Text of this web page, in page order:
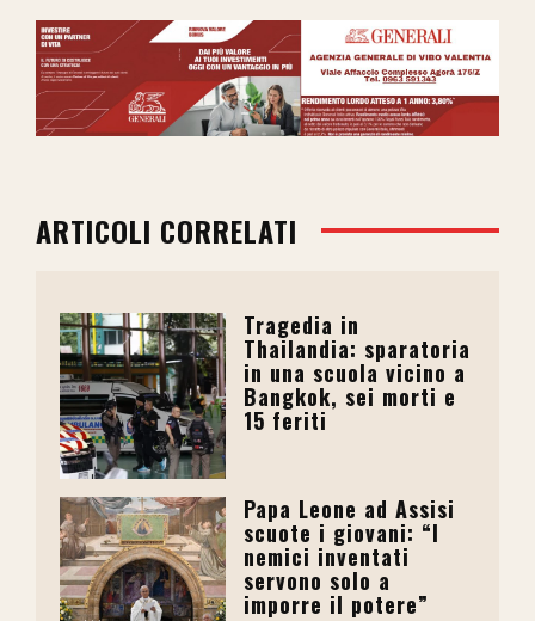
ARTICOLI CORRELATI
Tragedia in
Thailandia: sparatoria
in una scuola vicino a
Bangkok, sei morti e
15 feriti
Papa Leone ad Assisi
scuote i giovani: “I
nemici inventati
servono solo a
imporre il potere”